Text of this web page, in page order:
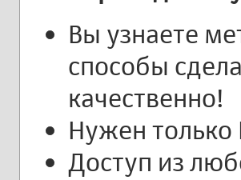
Вы узнаете
способы
качественно!
Нужен
Доступ из